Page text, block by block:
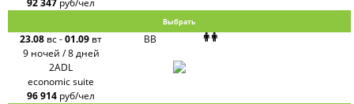
Выбрать
23.08 вс-01.09 вт
9 ночей / 8 дней
BB
2ADL
economic suite
96 914 руб/чел